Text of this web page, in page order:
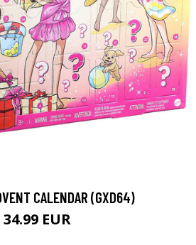
CALENDAR (GXD64)
34.99 EUR